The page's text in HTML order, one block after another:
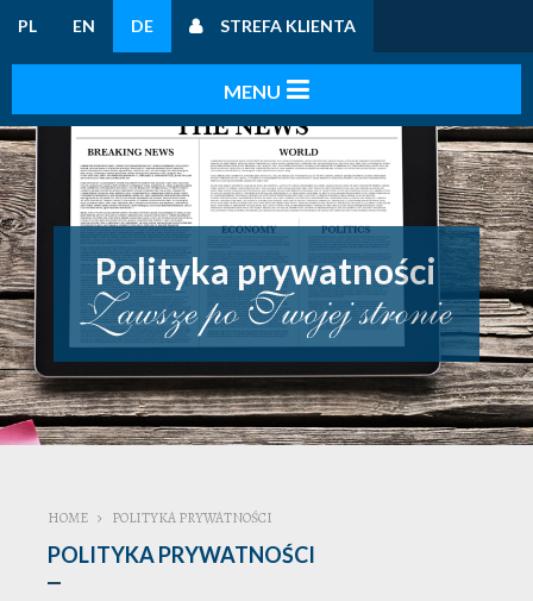
PL EN DE STREFA KLIENTA
Polityka prywatności
HOME POLITYKA PRYWATNOŚCI
POLITYKA PRYWATNOŚCI